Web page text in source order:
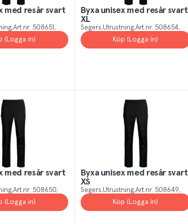
med resår svart
Art.nr. 508651
(Logga in)
Byxa unisex med resår svart
XL
Segers Utrustning Art.nr. 508654
Köp (Logga in)
med resår svart
Art.nr. 508650
(Logga in)
Byxa unisex med resår svart
XS
Segers Utrustning Art.nr. 508649
Köp (Logga in)